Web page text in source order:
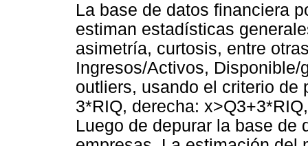
La base de datos financiera
estiman estadísticas
asimetría, curtosis, entre
Ingresos/Activos,
outliers, usando el criterio de
3*RIQ, derecha:
Luego de depurar la base de